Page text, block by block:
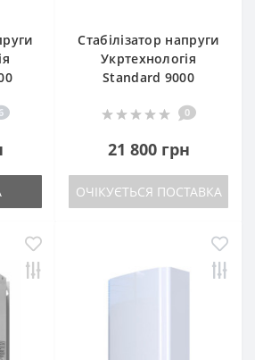
Стабілізатор напруги
Укртехнологія
Standard 9000
0
21 800 грн
ОЧІКУЄТЬСЯ ПОСТАВКА